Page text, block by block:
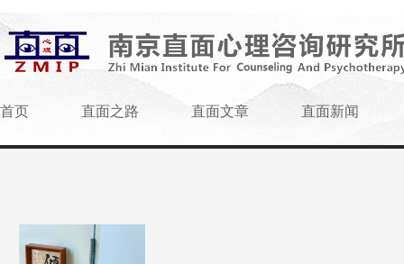
首页 直面之路 直面文章 直面新闻